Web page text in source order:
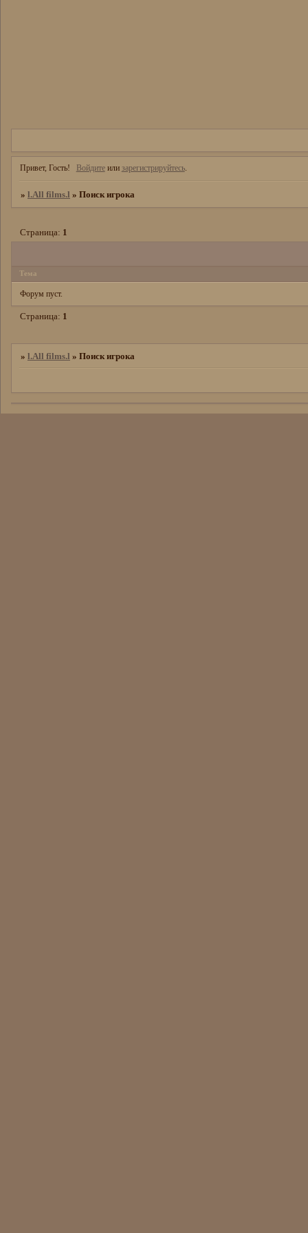
Привет, Гость! Войдитеили зарегистрируйтесь.
» l.All films.l » Поиск игрока
Страница: 1
Тема
Форум пуст.
Страница: 1
» l.All films.l » Поиск игрока